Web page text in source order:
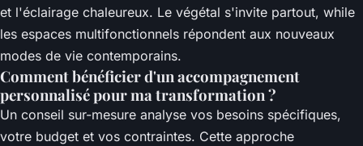
et l'éclairage chaleureux. Le végétal s'invite partout, while
les espaces multifonctionnels répondent aux nouveaux
modes de vie contemporains.
Comment bénéficier d'un accompagnement
personnalisé pour ma transformation ?
Un conseil sur-mesure analyse vos besoins spécifiques,
votre budget et vos contraintes. Cette approche